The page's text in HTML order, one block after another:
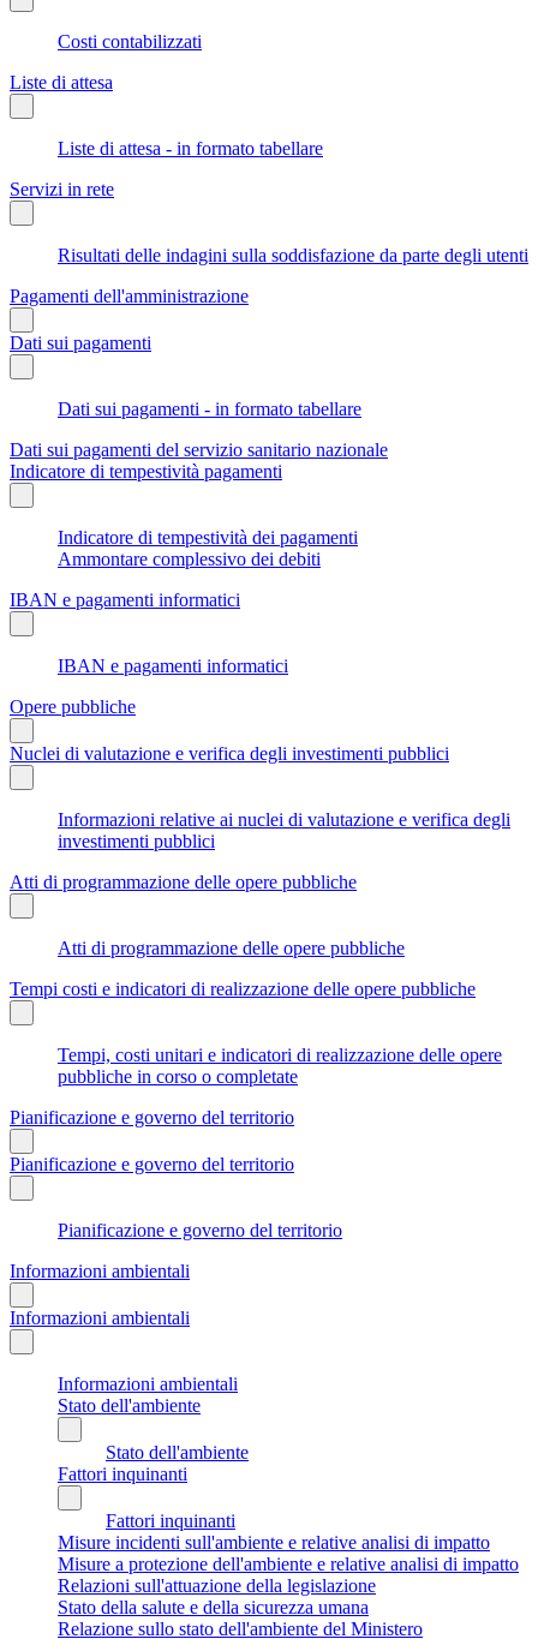
Costi contabilizzati
Liste di attesa
Liste di attesa - in formato tabellare
Servizi in rete
Risultati delle indagini sulla soddisfazione da parte degli utenti
Pagamenti dell'amministrazione
Dati sui pagamenti
Dati sui pagamenti - in formato tabellare
Dati sui pagamenti del servizio sanitario nazionale
Indicatore di tempestività pagamenti
Indicatore di tempestività dei pagamenti
Ammontare complessivo dei debiti
IBAN e pagamenti informatici
IBAN e pagamenti informatici
Opere pubbliche
Nuclei di valutazione e verifica degli investimenti pubblici
Informazioni relative ai nuclei di valutazione e verifica degli
investimenti pubblici
Atti di programmazione delle opere pubbliche
Atti di programmazione delle opere pubbliche
Tempi costi e indicatori di realizzazione delle opere pubbliche
Tempi, costi unitari e indicatori di realizzazione delle opere
pubbliche in corso o completate
Pianificazione e governo del territorio
Pianificazione e governo del territorio
Pianificazione e governo del territorio
Informazioni ambientali
Informazioni ambientali
Informazioni ambientali
Stato dell'ambiente
Stato dell'ambiente
Fattori inquinanti
Fattori inquinanti
Misure incidenti sull'ambiente e relative analisi di impatto
Misure a protezione dell'ambiente e relative analisi di impatto
Relazioni sull'attuazione della legislazione
Stato della salute e della sicurezza umana
Relazione sullo stato dell'ambiente del Ministero